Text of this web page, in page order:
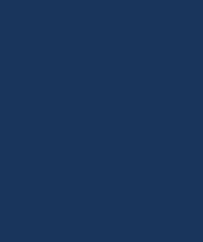
, "Istnienie
na podstawie pracy X. Yu i F. Yuan z
, "Istnienie
, "Time
, Podsumowanie
,
, Coupling dla